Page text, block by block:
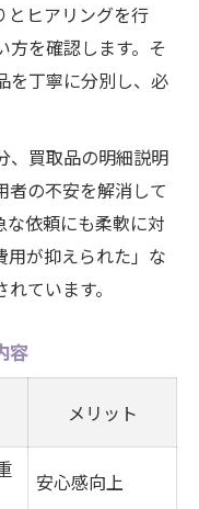
とヒアリングを行
方を確認します。そ
を丁寧に分別し、必
、買取品の明細説明
者の不安を解消して
な依頼にも柔軟に対
用が抑えられた」な
ています。
容
メリット
安心感向上